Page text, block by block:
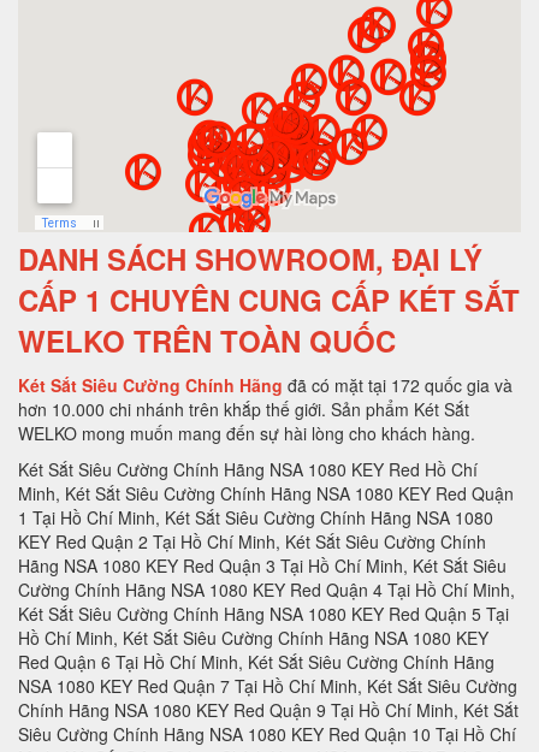
DANH SÁCH SHOWROOM, ĐẠI LÝ
CẤP 1 CHUYÊN CUNG CẤP KÉT SẮT
WELKO TRÊN TOÀN QUỐC
Két Sắt Siêu Cường Chính Hãng đã có mặt tại 172 quốc gia và
hơn 10.000 chi nhánh trên khắp thế giới. Sản phẩm Két Sắt
WELKO mong muốn mang đến sự hài lòng cho khách hàng.
Két Sắt Siêu Cường Chính Hãng NSA 1080 KEY Red Hồ Chí Minh, Két Sắt Siêu Cường Chính Hãng NSA 1080 KEY Red Quận 1 Tại Hồ Chí Minh, Két Sắt Siêu Cường Chính Hãng NSA 1080 KEY Red Quận 2 Tại Hồ Chí Minh, Két Sắt Siêu Cường Chính Hãng NSA 1080 KEY Red Quận 3 Tại Hồ Chí Minh, Két Sắt Siêu Cường Chính Hãng NSA 1080 KEY Red Quận 4 Tại Hồ Chí Minh, Két Sắt Siêu Cường Chính Hãng NSA 1080 KEY Red Quận 5 Tại Hồ Chí Minh, Két Sắt Siêu Cường Chính Hãng NSA 1080 KEY Red Quận 6 Tại Hồ Chí Minh, Két Sắt Siêu Cường Chính Hãng NSA 1080 KEY Red Quận 7 Tại Hồ Chí Minh, Két Sắt Siêu Cường Chính Hãng NSA 1080 KEY Red Quận 9 Tại Hồ Chí Minh, Két Sắt Siêu Cường Chính Hãng NSA 1080 KEY Red Quận 10 Tại Hồ Chí Minh, Két Sắt Siêu Cường Chính Hãng NSA 1080 KEY Red Quận 11 Tại Hồ Chí Minh, Két Sắt Siêu Cường Chính Hãng NSA 1080 KEY Red Quận 12 Tại Hồ Chí Minh, Két Sắt Siêu Cường Chính Hãng NSA 1080 KEY Red Quận Thủ Đức Tại Hồ Chí Minh, Két Sắt Siêu Cường Chính Hãng NSA 1080 KEY Red Quận Bình Thạnh Tại Hồ Chí Minh, Két Sắt Siêu Cường Chính Hãng NSA 1080 KEY Red Quận Gò Vấp Tại Hồ Chí Minh, Két Sắt Siêu Cường Chính Hãng NSA 1080 KEY Red Quận Phú Nhuận Tại Hồ Chí Minh, Két Sắt Siêu Cường Chính Hãng NSA 1080 KEY Red Quận Tân Phú Tại Hồ Chí Minh, Két Sắt Siêu Cường Chính Hãng NSA 1080 KEY Red Quận Bình Tân Tại Hồ Chí Minh, Két Sắt Siêu Cường Chính Hãng NSA 1080 KEY Red Quận Tân Bình Tại Hồ Chí Minh, Két Sắt Siêu Cường Chính Hãng NSA 1080 KEY Red Hà Nội, Két Sắt Siêu Cường Chính Hãng NSA 1080 KEY Red Quận Ba Đình Hà Nội, Két Sắt Siêu Cường Chính Hãng NSA 1080 KEY Red Quận Hoàn Kiếm Hà Nội, Két Sắt Siêu Cường Chính Hãng NSA 1080 KEY Red Quận Hai Bà Trưng Hà Nội, Két Sắt Siêu Cường Chính Hãng NSA 1080 KEY Red Quận Đống Đa Hà Nội, Két Sắt Siêu Cường Chính Hãng NSA 1080 KEY Red Quận Tây Hồ Hà Nội, Két Sắt Siêu Cường Chính Hãng NSA 1080 KEY Red Quận Đống Đa Hà Nội, Két Sắt Siêu Cường Chính Hãng NSA 1080 KEY Red Quận Thanh Xuân Hà Nội, Két Sắt Siêu Cường Chính Hãng NSA 1080 KEY Red Quận Hoàng Mai Hà Nội, Két Sắt Siêu Cường Chính Hãng NSA 1080 KEY Red Quận Long Biên Hà Nội, Két Sắt Siêu Cường Chính Hãng NSA 1080 KEY Red Quận Đống Đa Hà Nội, Két Sắt Siêu Cường Chính Hãng NSA 1080 KEY Red Huyện Thanh Trì Hà Nội, Két Sắt Siêu Cường Chính Hãng NSA 1080 KEY Red Huyện Gia Lâm Hà Nội, Két Sắt Siêu Cường Chính Hãng NSA 1080 KEY Red Huyện Đông Anh Hà Nội, Két Sắt Siêu Cường Chính Hãng NSA 1080 KEY Red Huyện Sóc Sơn Hà Nội, Két Sắt Siêu Cường Chính Hãng NSA 1080 KEY Red Quận Hà Đông Hà Nội, Két Sắt Siêu Cường Chính Hãng NSA 1080 KEY Red Thị xã Sơn Tây Hà Nội, Két Sắt Siêu Cường Chính Hãng NSA 1080 KEY Red Huyện Ba Vì Hà Nội, Két Sắt Siêu Cường Chính Hãng NSA 1080 KEY Red Huyện Phúc Thọ Hà Nội, Két Sắt Siêu Cường Chính Hãng NSA 1080 KEY Red Huyện Thạch Thất Hà Nội, Két Sắt Siêu Cường Chính Hãng NSA 1080 KEY Red Huyện Quốc Oai Hà Nội, Két Sắt Siêu Cường Chính Hãng NSA 1080 KEY Red Huyện Chương Mỹ Hà Nội, Két Sắt Siêu Cường Chính Hãng NSA 1080 KEY Red Huyện Đan Phượng Hà Nội, Két Sắt Siêu Cường Chính Hãng NSA 1080 KEY Red Huyện Hoài Đức Hà Nội, Két Sắt Siêu Cường Chính Hãng NSA 1080 KEY Red Huyện Thanh Oai Hà Nội, Két Sắt Siêu Cường Chính Hãng NSA 1080 KEY Red Huyện Mỹ Đức Hà Nội, Két Sắt Siêu Cường Chính Hãng NSA 1080 KEY Red Huyện Ứng Hoà Hà Nội, Két Sắt Siêu Cường Chính Hãng NSA 1080 KEY Red Huyện Thường Tín Hà Nội, Két Sắt Siêu Cường Chính Hãng NSA 1080 KEY Red Huyện Phú Xuyên Hà Nội, Két Sắt Siêu Cường Chính Hãng NSA 1080 KEY Red Huyện Mê Linh Hà Nội, Két Sắt Siêu Cường Chính Hãng NSA 1080 KEY Red Quận Nam Từ Liên Hà Nội, Két Sắt Siêu Cường Chính Hãng NSA 1080 KEY Red An Giang, Két Sắt Siêu Cường Chính Hãng NSA 1080 KEY Red Thành phố Long Xuyên Tỉnh An Giang, Két Sắt Siêu Cường Chính Hãng NSA 1080 KEY Red Thành phố Châu Đốc Tỉnh An Giang, Két Sắt Siêu Cường Chính Hãng NSA 1080 KEY Red Huyện An Phú Tỉnh An Giang, Két Sắt Siêu Cường Chính Hãng NSA 1080 KEY Red Thị xã Tân Châu, Két Sắt Siêu Cường Chính Hãng NSA 1080 KEY Red Huyện Phú Tân, Két Sắt Siêu Cường Chính Hãng NSA 1080 KEY Red Huyện Châu Phú, Két Sắt Siêu Cường Chính Hãng NSA 1080 KEY Red Huyện Tịnh Biên, Két Sắt Siêu Cường Chính Hãng NSA 1080 KEY Red Huyện Tri Tôn, Két Sắt Siêu Cường Chính Hãng NSA 1080 KEY Red Huyện Châu Thành Tỉnh An Giang, Két Sắt Siêu Cường Chính Hãng NSA 1080 KEY Red Huyện Chợ Mới Tỉnh An Giang, Két Sắt Siêu Cường Chính Hãng NSA 1080 KEY Red Huyện Thoại Sơn Tỉnh An Giang, Két Sắt Siêu Cường Chính Hãng NSA 1080 KEY Red Vũng Tàu, Két Sắt Siêu Cường Chính Hãng NSA 1080 KEY Red Thành phố Vũng Tàu Tại Bà Rịa - Vũng Tàu, Két Sắt Siêu Cường Chính Hãng NSA 1080 KEY Red Thành phố Bà Rịa Tại Bà Rịa - Vũng Tàu, Két Sắt Siêu Cường Chính Hãng NSA 1080 KEY Red Huyện Châu Đức Tại Bà Rịa - Vũng Tàu, Két Sắt Siêu Cường Chính Hãng NSA 1080 KEY Red Huyện Xuyên Mộc Tại Bà Rịa - Vũng Tàu, Két Sắt Siêu Cường Chính Hãng NSA 1080 KEY Red Huyện Long Điền Tại Bà Rịa - Két Sắt Siêu Cường Chính Hãng NSA 1080 KEY Red Cần Thơ, Két Sắt Siêu Cường Chính Hãng NSA 1080 KEY Red Tại Thành phố Cần Thơ Tỉnh Cần Thơ, Két Sắt Siêu Cường Chính Hãng NSA 1080 KEY Red Tại Quận Ninh Kiều Tỉnh Cần Thơ, Két Sắt Siêu Cường Chính Hãng NSA 1080 KEY Red Tại Quận Ô Môn Tỉnh Cần Thơ, Két Sắt Siêu Cường Chính Hãng NSA 1080 KEY Red Tại Quận Bình Thuỷ Tỉnh Cần Thơ, Két Sắt Siêu Cường Chính Hãng NSA 1080 KEY Red Tại Quận Cái Răng Tỉnh Cần Thơ, Két Sắt Siêu Cường Chính Hãng NSA 1080 KEY Red Tại Quận Thốt Nốt Tỉnh Cần Thơ, Két Sắt Siêu Cường Chính Hãng NSA 1080 KEY Red Tại Huyện Vĩnh Thạnh Tỉnh Cần Thơ, Két Sắt Siêu Cường Chính Hãng NSA 1080 KEY Red Tại Huyện Cờ Đỏ Tỉnh Cần Thơ, Két Sắt Siêu Cường Chính Hãng NSA 1080 KEY Red Tại Huyện Phong Điền Tỉnh Cần Thơ, Két Sắt Siêu Cường Chính Hãng NSA 1080 KEY Red Tại Huyện Thới Lai Tỉnh Cần Thơ, Két Sắt Siêu Cường Chính Hãng NSA 1080 KEY Red Đà Nẵng, Két Sắt Siêu Cường Chính Hãng NSA 1080 KEY Red Tại Thành phố Đà Nẵng Tỉnh Đà Nẵng, Két Sắt Siêu Cường Chính Hãng NSA 1080 KEY Red Tại Quận Liên Chiểu Tỉnh Đà Nẵng, Két Sắt Siêu Cường Chính Hãng NSA 1080 KEY Red Tại Quận Thanh Khê Tỉnh Đà Nẵng, Két Sắt Siêu Cường Chính Hãng NSA 1080 KEY Red Tại Quận Hải Châu Tỉnh Đà Nẵng, Két Sắt Siêu Cường Chính Hãng NSA 1080 KEY Red Tại Quận Sơn Trà Tỉnh Đà Nẵng, Két Sắt Siêu Cường Chính Hãng NSA 1080 KEY Red Tại Quận Ngũ Hành Sơn Tỉnh Đà Nẵng, Két Sắt Siêu Cường Chính Hãng NSA 1080 KEY Red Tại Quận Cẩm Lệ Tỉnh Đà Nẵng, Két Sắt Siêu Cường Chính Hãng NSA 1080 KEY Red TạiHuyện Hòa Vang Tỉnh Đà Nẵng, Két Sắt Siêu Cường Chính Hãng NSA 1080 KEY Red Đắk Lắk, Két Sắt Siêu Cường Chính Hãng NSA 1080 KEY Red Tại Thành phố Buôn Ma Thuột Tỉnh Đắk Lắk, Két Sắt Siêu Cường Chính Hãng NSA 1080 KEY Red Tại Thị xã Buôn Hồ Tỉnh Đắk Lắk, Két Sắt Siêu Cường Chính Hãng NSA 1080 KEY Red Tại Huyện Buôn Đôn Tỉnh Đắk Lắk, Két Sắt Siêu Cường Chính Hãng NSA 1080 KEY Red Tại Huyện Cư Kuin Tỉnh Đắk Lắk, Két Sắt Siêu Cường Chính Hãng NSA 1080 KEY Red Tại Huyện Cư M’gar Tỉnh Đắk Lắk, Két Sắt Siêu Cường Chính Hãng NSA 1080 KEY Red Tại Huyện Ea H’leo Tỉnh Đắk Lắk, Két Sắt Siêu Cường Chính Hãng NSA 1080 KEY Red Tại Huyện Ea Kar Tỉnh Đắk Lắk, Két Sắt Siêu Cường Chính Hãng NSA 1080 KEY Red Tại Huyện Ea Súp Tỉnh Đắk Lắk, Két Sắt Siêu Cường Chính Hãng NSA 1080 KEY Red Tại Huyện Krông Ana Tỉnh Đắk Lắk, Két Sắt Siêu Cường Chính Hãng NSA 1080 KEY Red Tại Huyện Krông Bông Tỉnh Đắk Lắk, Két Sắt Siêu Cường Chính Hãng NSA 1080 KEY Red Tại Huyện Krông Búk Tỉnh Đắk Lắk, Két Sắt Siêu Cường Chính Hãng NSA 1080 KEY Red Tại Huyện Krông Năng Tỉnh Đắk Lắk, Két Sắt Siêu Cường Chính Hãng NSA 1080 KEY Red Tại Huyện Krông Pắk Tỉnh Đắk Lắk, Két Sắt Siêu Cường Chính Hãng NSA 1080 KEY Red Tại Huyện Lắk Tỉnh Đắk Lắk, Két Sắt Siêu Cường Chính Hãng NSA 1080 KEY Red Tại Huyện M’Đrắk Tỉnh Đắk Lắk, Két Sắt Siêu Cường Chính Hãng NSA 1080 KEY Red Đắk Nông, Két Sắt Siêu Cường Chính Hãng NSA 1080 KEY Red Tại Thành phố Gia Nghĩa Tỉnh Đắk Nông, Két Sắt Siêu Cường Chính Hãng NSA 1080 KEY Red Tại Huyện Cư Jút Tỉnh Đắk Nông, Két Sắt Siêu Cường Chính Hãng NSA 1080 KEY Red Tại Huyện Đắk Glong Tỉnh Đắk Nông, Két Sắt Siêu Cường Chính Hãng NSA 1080 KEY Red Tại Huyện Đắk Mil Tỉnh Đắk Nông, Két Sắt Siêu Cường Chính Hãng NSA 1080 KEY Red Tại Huyện Đắk R’lấp Tỉnh Đắk Nông, Két Sắt Siêu Cường Chính Hãng NSA 1080 KEY Red Tại Huyện Đắk Song Tỉnh Đắk Nông, Két Sắt Siêu Cường Chính Hãng NSA 1080 KEY Red Tại Huyện Krông Nô Tỉnh Đắk Nông, Két Sắt Siêu Cường Chính Hãng NSA 1080 KEY Red Tại Huyện Tuy Đức Tỉnh Đắk Nông, Két Sắt Siêu Cường Chính Hãng NSA 1080 KEY Red Đồng Nai, Két Sắt Siêu Cường Chính Hãng NSA 1080 KEY Red Tại Thành phố Biên Hòa Tỉnh Đồng Nai, Két Sắt Siêu Cường Chính Hãng NSA 1080 KEY Red Tại Thành phố Long Khánh Tỉnh Đồng Nai, Két Sắt Siêu Cường Chính Hãng NSA 1080 KEY Red Tại Huyện Cẩm Mỹ Tỉnh Đồng Nai, Két Sắt Siêu Cường Chính Hãng NSA 1080 KEY Red Tại Huyện Định Quán Tỉnh Đồng Nai, Két Sắt Siêu Cường Chính Hãng NSA 1080 KEY Red Tại Huyện Long Thành Tỉnh Đồng Nai, Két Sắt Siêu Cường Chính Hãng NSA 1080 KEY Red Tại Huyện Nhơn Trạch Tỉnh Đồng Nai, Két Sắt Siêu Cường Chính Hãng NSA 1080 KEY Red Tại Huyện Tân Phú Tỉnh Đồng Nai, Két Sắt Siêu Cường Chính Hãng NSA 1080 KEY Red Tại Huyện Thống Nhất Tỉnh Đồng Nai, Két Sắt Siêu Cường Chính Hãng NSA 1080 KEY Red Tại Huyện Trảng Bom Tỉnh Đồng Nai, Két Sắt Siêu Cường Chính Hãng NSA 1080 KEY Red Tại Huyện Vĩnh Cửu Tỉnh Đồng Nai, Két Sắt Siêu Cường Chính Hãng NSA 1080 KEY Red Tại Huyện Xuân Lộc Tỉnh Đồng Nai, Két Sắt Siêu Cường Chính Hãng NSA 1080 KEY Red Biên Hòa, Két Sắt Siêu Cường Chính Hãng NSA 1080 KEY Red Đồng Tháp, Két Sắt Siêu Cường Chính Hãng NSA 1080 KEY Red Tại Thành phố Cao Lãnh Tỉnh Đồng Tháp, Két Sắt Siêu Cường Chính Hãng NSA 1080 KEY Red Tại Thành phố Sa Đéc Tỉnh Đồng Tháp, Két Sắt Siêu Cường Chính Hãng NSA 1080 KEY Red Tại Thị xã Hồng Ngự Tỉnh Đồng Tháp, Két Sắt Siêu Cường Chính Hãng NSA 1080 KEY Red Tại Huyện Cao Lãnh Tỉnh Đồng Tháp, Két Sắt Siêu Cường Chính Hãng NSA 1080 KEY Red Tại Huyện Châu Thành Tỉnh Đồng Tháp, Két Sắt Siêu Cường Chính Hãng NSA 1080 KEY Red Tại Huyện Hồng Ngự Tỉnh Đồng Tháp, Két Sắt Siêu Cường Chính Hãng NSA 1080 KE